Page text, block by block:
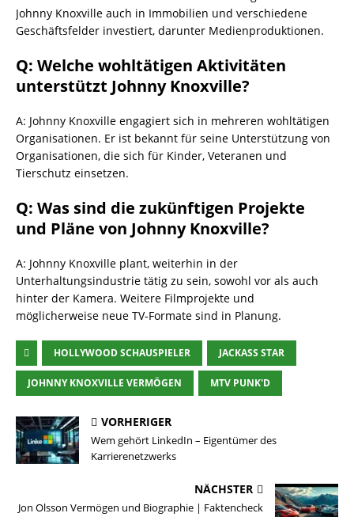
Johnny Knoxville auch in Immobilien und verschiedene
Geschäftsfelder investiert, darunter Medienproduktionen.
Q: Welche wohltätigen Aktivitäten
unterstützt Johnny Knoxville?
A: Johnny Knoxville engagiert sich in mehreren wohltätigen
Organisationen. Er ist bekannt für seine Unterstützung von
Organisationen, die sich für Kinder, Veteranen und
Tierschutz einsetzen.
Q: Was sind die zukünftigen Projekte
und Pläne von Johnny Knoxville?
A: Johnny Knoxville plant, weiterhin in der
Unterhaltungsindustrie tätig zu sein, sowohl vor als auch
hinter der Kamera. Weitere Filmprojekte und
möglicherweise neue TV-Formate sind in Planung.
HOLLYWOOD SCHAUSPIELER JACKASS STAR
JOHNNY KNOXVILLE VERMÖGEN MTV PUNK'D
VORHERIGER
Wem gehört LinkedIn – Eigentümer des
Karrierenetzwerks
NÄCHSTER
Jon Olsson Vermögen und Biographie | Faktencheck